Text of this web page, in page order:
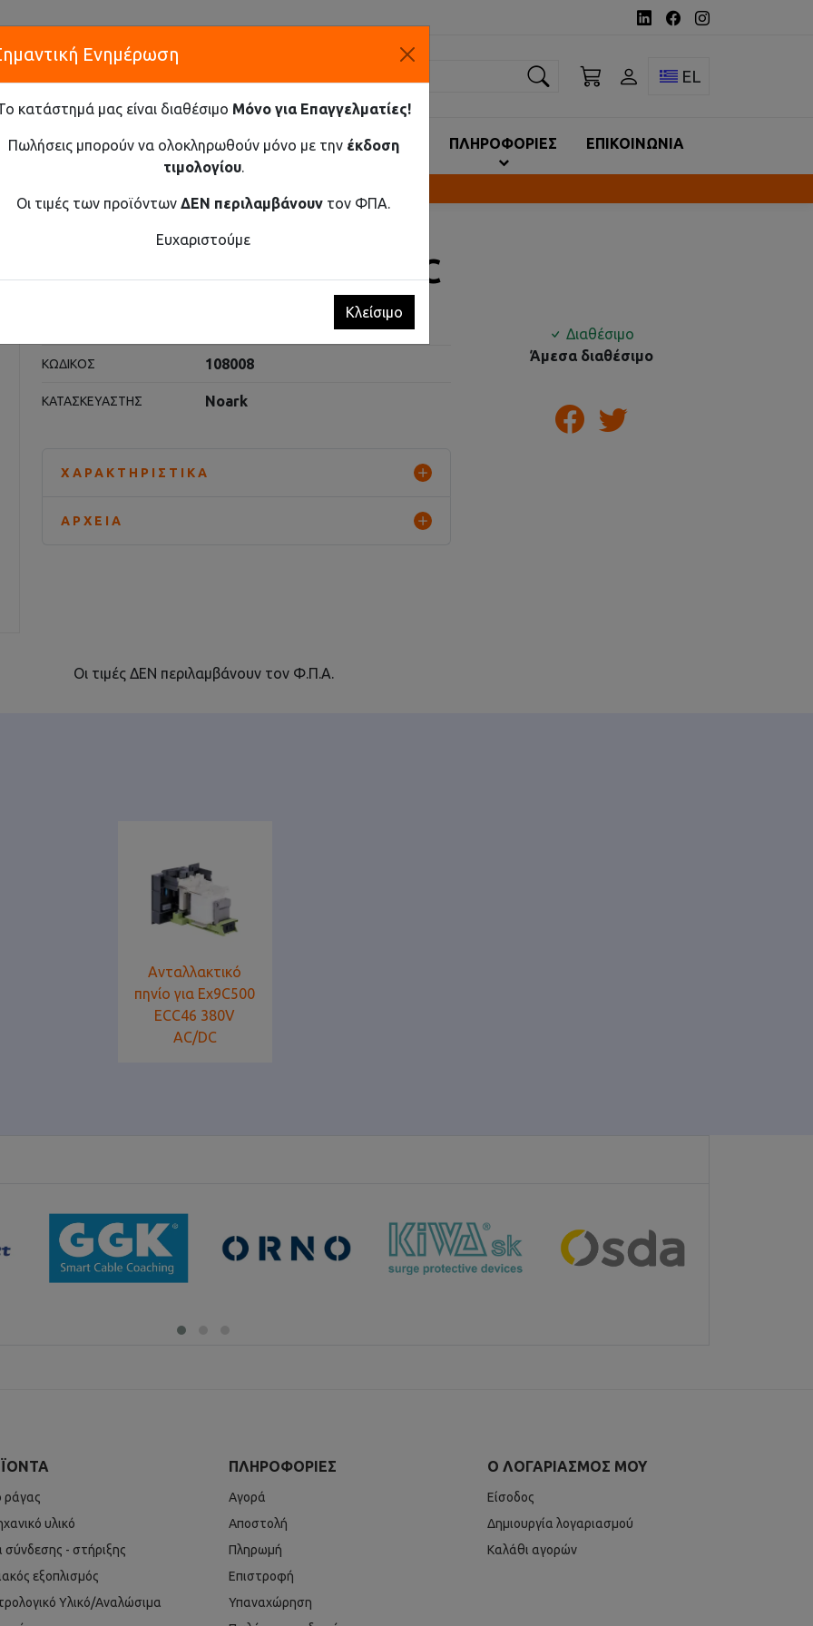
Toggle
EL
ΕΤΑΙΡΕΙΑ ΠΛΗΡΟΦΟΡΙΕΣ ΕΠΙΚΟΙΝΩΝΙΑ
Ex9C500 ECC46 380V AC/DC
ΚΩΔΙΚΌΣ 108008
ΚΑΤΑΣΚΕΥΑΣΤΉΣ Noark
ΧΑΡΑΚΤΗΡΙΣΤΙΚΆ
ΑΡΧΕΊΑ
Διαθέσιμο
Άμεσα διαθέσιμο
Οι τιμές ΔΕΝ περιλαμβάνουν τον Φ.Π.Α.
Ανταλλακτικό
πηνίο για Ex9C500
ECC46 380V
AC/DC
ράγας
υλικό
σύνδεσης - στήριξης
εξοπλισμός
Υλικό/Αναλώσιμα
ΠΛΗΡΟΦΟΡΊΕΣ
Αγορά
Αποστολή
Πληρωμή
Επιστροφή
Υπαναχώρηση
Ο ΛΟΓΑΡΙΑΣΜΌΣ ΜΟΥ
Είσοδος
Δημιουργία λογαριασμού
Καλάθι αγορών
Ενημέρωση
κατάστημά μας είναι διαθέσιμο Μόνο για Επαγγελματίες!
Πωλήσεις μπορούν να ολοκληρωθούν μόνο με την έκδοση
τιμολογίου.
Οι τιμές των προϊόντων ΔΕΝ περιλαμβάνουν τον ΦΠΑ.
Ευχαριστούμε
Κλείσιμο